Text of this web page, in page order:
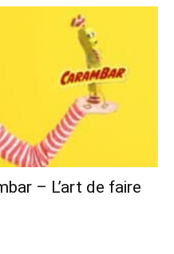
– L’art de faire